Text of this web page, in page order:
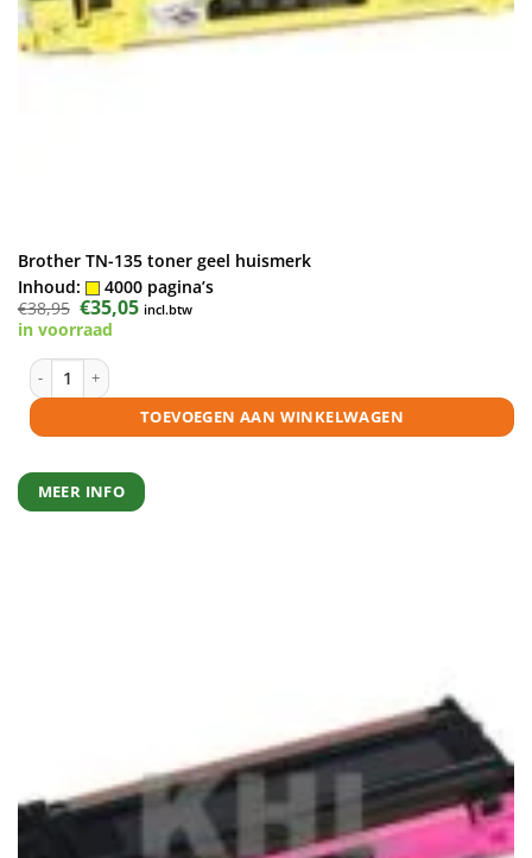
Brother TN-135 toner geel huismerk
Inhoud:
4000 pagina’s
€38,95 Oorspronkelijke
prijs
was:
€35,05Huidige
prijs
incl.btw
in voorraad
Brother TN-135 toner geel huismerk aantal
TOEVOEGEN AAN WINKELWAGEN
MEER INFO